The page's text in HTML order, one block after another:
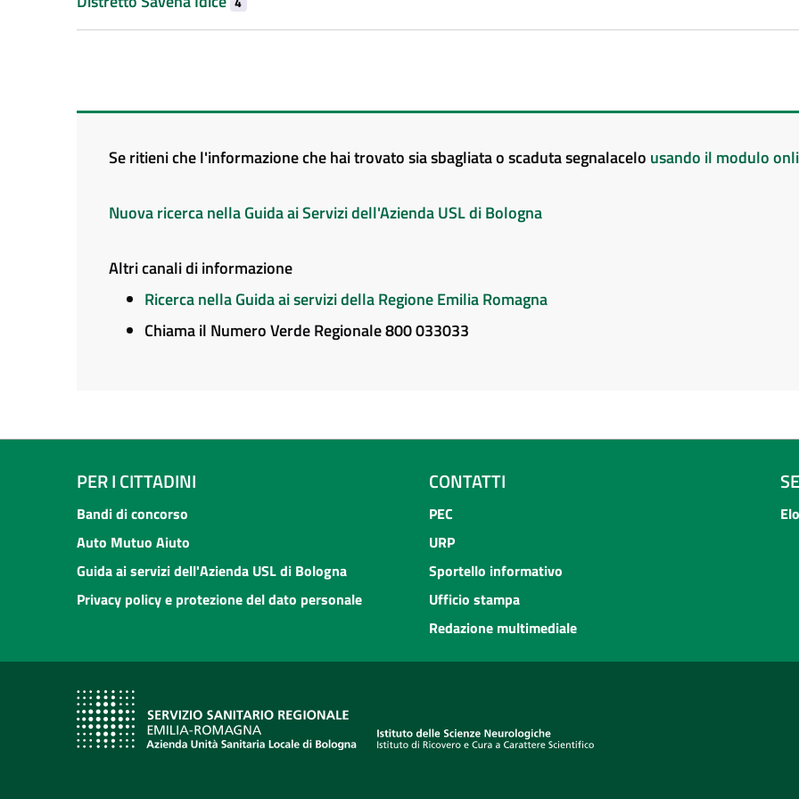
Se ritieni che l'informazione che hai trovato sia sbagliata o scaduta segnalacelo usando il modulo
Nuova ricerca nella Guida ai Servizi dell'Azienda USL di Bologna
Altri canali di informazione
Ricerca nella Guida ai servizi della Regione Emilia Romagna
Chiama il Numero Verde Regionale 800 033033
PER I CITTADINI
Bandi di concorso
Auto Mutuo Aiuto
Guida ai servizi dell'Azienda USL di Bologna
Privacy policy e protezione del dato personale
CONTATTI
PEC
URP
Sportello informativo
Ufficio stampa
Redazione multimediale